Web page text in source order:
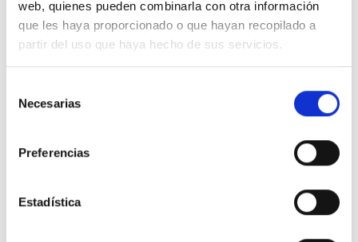
web, quienes pueden combinarla con otra información
que les haya proporcionado o que hayan recopilado a
partir del uso que haya hecho de sus servicios.
Necesarias
Preferencias
Estadística
DEICHMANN als Omnichannel-Anbieter den
klassischen stationären Einkauf im Schuhgeschäft vor
libremente el producto que deseen y ver
fácilmente qué zapatos están disponibles y en